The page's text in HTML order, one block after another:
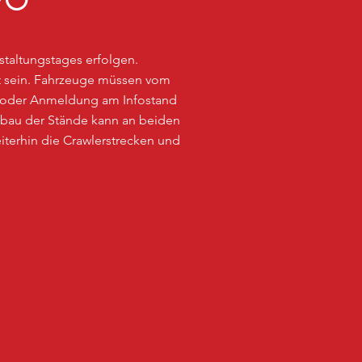
erfolgen.
Fahrzeuge müssen vom
Anmeldung am Infostand
der Stände kann an beiden
die Crawlerstrecken und